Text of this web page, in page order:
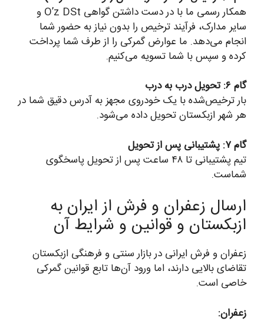
همکار رسمی ما با در دست داشتن گواهی O’z DSt و
سایر مدارک، فرآیند ترخیص را بدون نیاز به حضور شما
انجام می‌دهد. ما عوارض گمرکی را از طرف شما پرداخت
کرده و سپس با شما تسویه می‌کنیم.
گام ۶: تحویل درب به درب
بار ترخیص‌شده با یک خودروی مجهز به آدرس دقیق شما در
هر شهر ازبکستان تحویل داده می‌شود.
گام ۷: پشتیبانی پس از تحویل
تیم پشتیبانی تا ۴۸ ساعت پس از تحویل پاسخگوی
شماست.
ارسال زعفران و فرش از ایران به
ازبکستان و قوانین و شرایط آن
زعفران و فرش ایرانی در بازار سنتی و فرهنگی ازبکستان
تقاضای بالایی دارند، اما ورود آن‌ها تابع قوانین گمرکی
خاصی است.
زعفران: